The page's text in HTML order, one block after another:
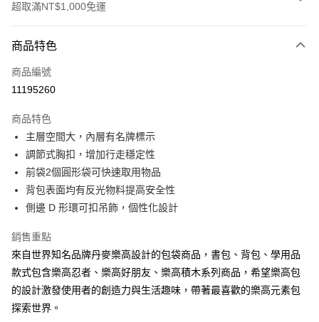
超取滿NT$1,000免運
信用卡一次付款
信用卡分期付款
合作金庫商業銀行
華南商業銀行
上海商業儲蓄銀行
國泰世華商業銀行
臺灣中小企業銀行
台中商業銀行
匯豐（台灣）商業銀行
華泰商業銀行
聯邦商業銀行
遠東國際商業銀行
元大商業銀行
台新國際商業銀行
中國信託商業銀行
台灣樂天信用卡公司
6 期 0 利率 每期
華南商業銀行
上海商業儲蓄銀行
國泰世華商業銀行
兆豐國際商業銀行
臺灣中小企業銀行
台中商業銀行
聯邦商業銀行
元大商業銀行
永豐商業銀行
玉山商業銀行
星展（台灣）商業銀行
台灣樂天信用卡公司
超商取貨付款
LINE Pay
Apple Pay
街口支付
悠遊付
大哥付你分期
商品特色
商品編號
11195260
商品特色
主層空間大，內層有名牌標示
調節式胸扣，增加行走穩定性
前袋2個圓形袋可快速取用物品
背包表面均有反光物料提高安全性
側邊 D 形環可扣吊飾，個性化設計
銷售重點
來自世界知名品牌丹麥樂高設計的包袋商品，書包、背包、學用品
款式包含樂高忍者、樂高好朋友、樂高積木系列商品，希望樂高包
的設計激發使用者的創造力與生活趣味，帶著最喜歡的樂高元素包
探索世界。